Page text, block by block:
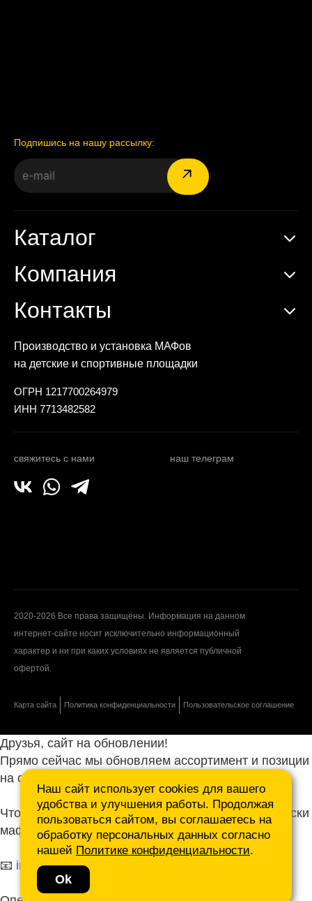
Подпишись на нашу рассылку:
Производство и установка МАФов
на детские и спортивные площадки
ОГРН 1217700264979
ИНН 7713482582
свяжитесь с нами наш телеграм
Каталог
Компания
Контакты
2020-2026 Все права защищены. Информация на данном
интернет-сайте носит исключительно информационный
характер и ни при каких условиях не является публичной
офертой.
Карта сайта Политика конфиденциальности Пользовательское соглашение
Наш сайт использует cookies для вашего
удобства и улучшения работы. Продолжая
пользоваться сайтом, вы соглашаетесь на
обработку персональных данных согласно
нашей Политике конфиденциальности.
Ok
Друзья, сайт на обновлении!
Прямо сейчас мы обновляем ассортимент и позиции
на сайте.
Чтобы не ждать, присылайте ваши запросы и списки
маф нам на почту.
📧 info@mafmasterfibre.ru